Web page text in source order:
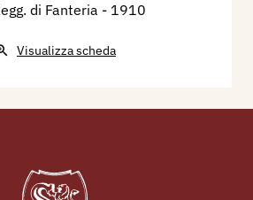
di Fanteria - 1910
Visualizza scheda